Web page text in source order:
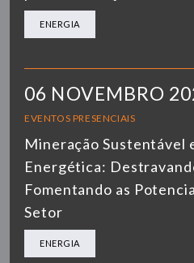
ENERGIA
06 NOVEMBRO
EVENTOS PRESENCIAIS
Mineração Sustentável
Energética:
Fomentando as
Setor
ENERGIA